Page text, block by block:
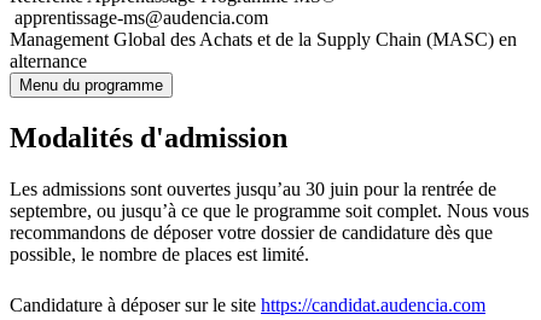
apprentissage-ms@audencia.com
Management Global des Achats et de la Supply Chain (MASC) en
alternance
Menu du programme
Modalités d'admission
Les admissions sont ouvertes jusqu’au 30 juin pour la rentrée de
septembre, ou jusqu’à ce que le programme soit complet. Nous vous
recommandons de déposer votre dossier de candidature dès que
possible, le nombre de places est limité.
Candidature à déposer sur le site https://candidat.audencia.com